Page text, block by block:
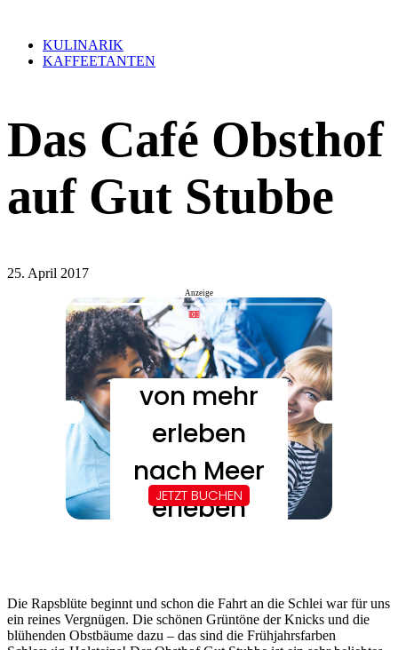
KULINARIK
KAFFEETANTEN
Das Café Obsthof
auf Gut Stubbe
25. April 2017
Anzeige
Die Rapsblüte beginnt und schon die Fahrt an die Schlei war für uns
ein reines Vergnügen. Die schönen Grüntöne der Knicks und die
blühenden Obstbäume dazu – das sind die Frühjahrsfarben